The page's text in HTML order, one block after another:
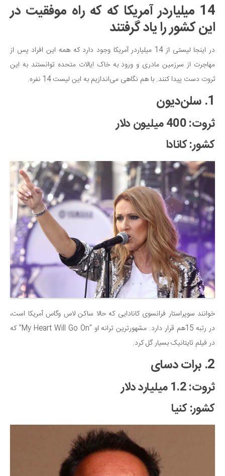
فرهنگ و هنر
سینما و تئاتر
موسیقی
چهره‌ها
کتاب و کتاب‌خوانی
تاریخ
معماری
علمی
فناوری‌ها
نجوم و هوا فضا
زمین و محیط زیست
خودرو
سرگرمی
دانستنی‌ها
بازی
طنز
فال
مسابقه
اخبار
14 میلیاردر آمریکا که که راه موفقیت در
این کشور را یاد گرفتند
در اینجا لیستی از 14 میلیاردر آمریکا وجود دارد که همه این افراد پس از
مهاجرت از سرزمین مادری و ورود به خاک ایالات متحده توانستند به این
ثروت دست پیدا کنند. با هم نگاهی می‌اندازیم به این لیست 14 نفره.
1. سلن‌دیون
ثروت: 400 میلیون دلار
کشور: کانادا
خوانند سوپراستار فرانسوی کانادایی که حالا ساکن لاس وگاس آمریکا است،
در رتبه 15هم قرار دارد. مشهورترین ترانه او “My Heart Will Go On” که
در فیلم تایتانیک بسیار گل کرد.
2. برات دسای
ثروت: 1.2 میلیارد دلار
کشور: کنیا